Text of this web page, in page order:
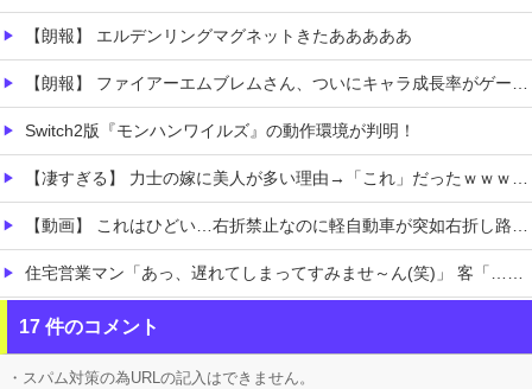
【朗報】 エルデンリングマグネットきたあああああ
【朗報】 ファイアーエムブレムさん、ついにキャラ成長率がゲーム内で見れるようになる
Switch2版『モンハンワイルズ』の動作環境が判明！
【凄すぎる】 力士の嫁に美人が多い理由→「これ」だったｗｗｗｗｗｗｗ
【動画】 これはひどい…右折禁止なのに軽自動車が突如右折し路面電車と衝突→乗ってた三人組が車を捨て逃走ｗｗｗｗｗｗ
住宅営業マン「あっ、遅れてしまってすみませ～ん(笑)」 客「…今日、契約日ですよね？」→こうなるｗｗｗ
【ホロライブ】 これはこれでちょっと裏来いよに見える
【にじさんじ】 レヴィちゃん、3Dライブ「人間燦歌」開催決定！ゲスト8名も発表『歌うまバイキングなゲストや』【8/18(火)21:00】
17 件のコメント
・スパム対策の為URLの記入はできません。